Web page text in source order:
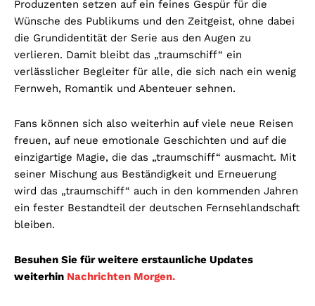
Produzenten setzen auf ein feines Gespür für die
Wünsche des Publikums und den Zeitgeist, ohne dabei
die Grundidentität der Serie aus den Augen zu
verlieren. Damit bleibt das „traumschiff“ ein
verlässlicher Begleiter für alle, die sich nach ein wenig
Fernweh, Romantik und Abenteuer sehnen.
Fans können sich also weiterhin auf viele neue Reisen
freuen, auf neue emotionale Geschichten und auf die
einzigartige Magie, die das „traumschiff“ ausmacht. Mit
seiner Mischung aus Beständigkeit und Erneuerung
wird das „traumschiff“ auch in den kommenden Jahren
ein fester Bestandteil der deutschen Fernsehlandschaft
bleiben.
Besuhen Sie für weitere erstaunliche Updates
weiterhin Nachrichten Morgen.